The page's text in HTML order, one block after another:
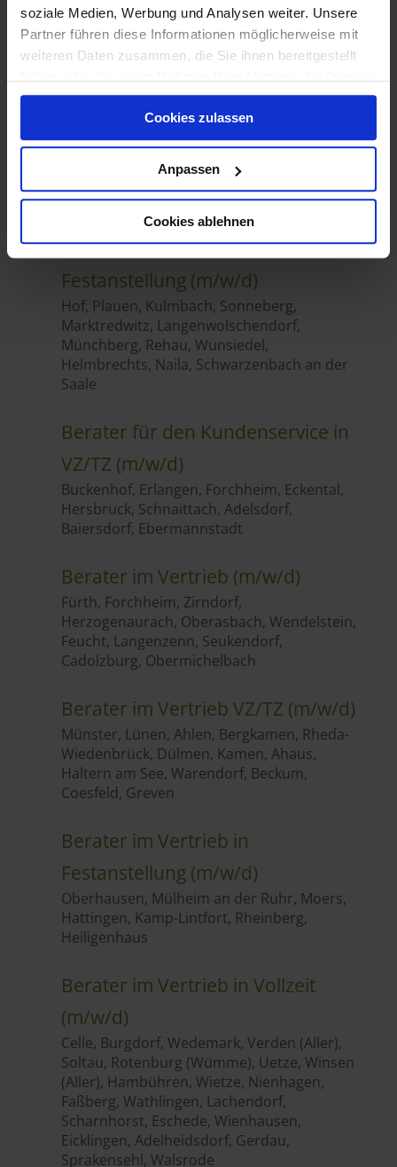
soziale Medien, Werbung und Analysen weiter. Unsere
Partner führen diese Informationen möglicherweise mit
weiteren Daten zusammen, die Sie ihnen bereitgestellt
gesammelt haben.
Cookies zulassen
Anpassen
Cookies ablehnen